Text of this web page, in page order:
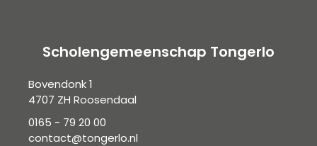
Scholengemeenschap Tongerlo
Bovendonk 1
4707 ZH Roosendaal
0165 - 79 20 00
contact@tongerlo.nl